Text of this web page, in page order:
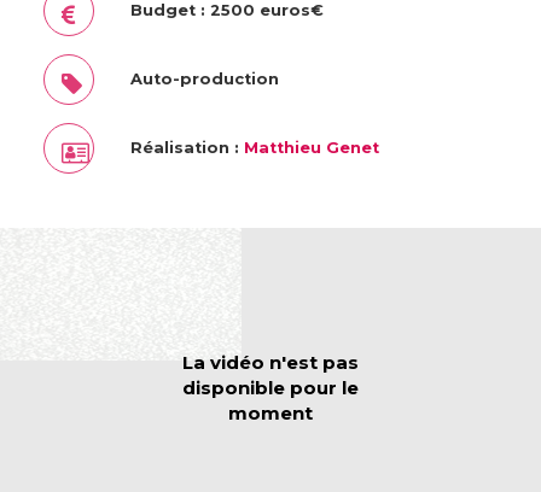
Budget : 2500 euros€
Auto-production
Réalisation : Matthieu Genet